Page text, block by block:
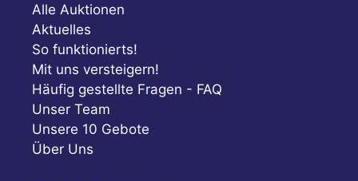
Alle Auktionen
Aktuelles
So funktionierts!
Mit uns versteigern!
Häufig gestellte Fragen - FAQ
Unser Team
Unsere 10 Gebote
Über Uns